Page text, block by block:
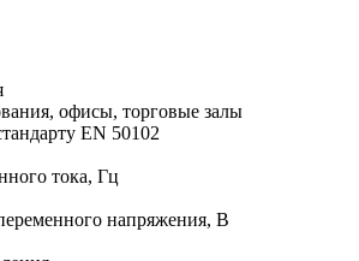
офисы, торговые залы
EN 50102
тока, Гц
напряжения, В